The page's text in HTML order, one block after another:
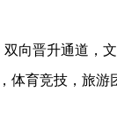
向晋升通道，
体育竞技，旅游